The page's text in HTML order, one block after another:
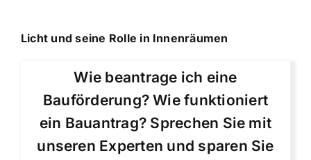
Licht und seine Rolle in Innenräumen
Wie beantrage ich eine
Bauförderung? Wie funktioniert
ein Bauantrag? Sprechen Sie mit
unseren Experten und sparen Sie